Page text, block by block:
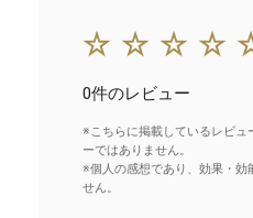
0件のレビュー
※こちらに掲載しているレビュ
ーではありません。
※個人の感想であり、効果・効
せん。